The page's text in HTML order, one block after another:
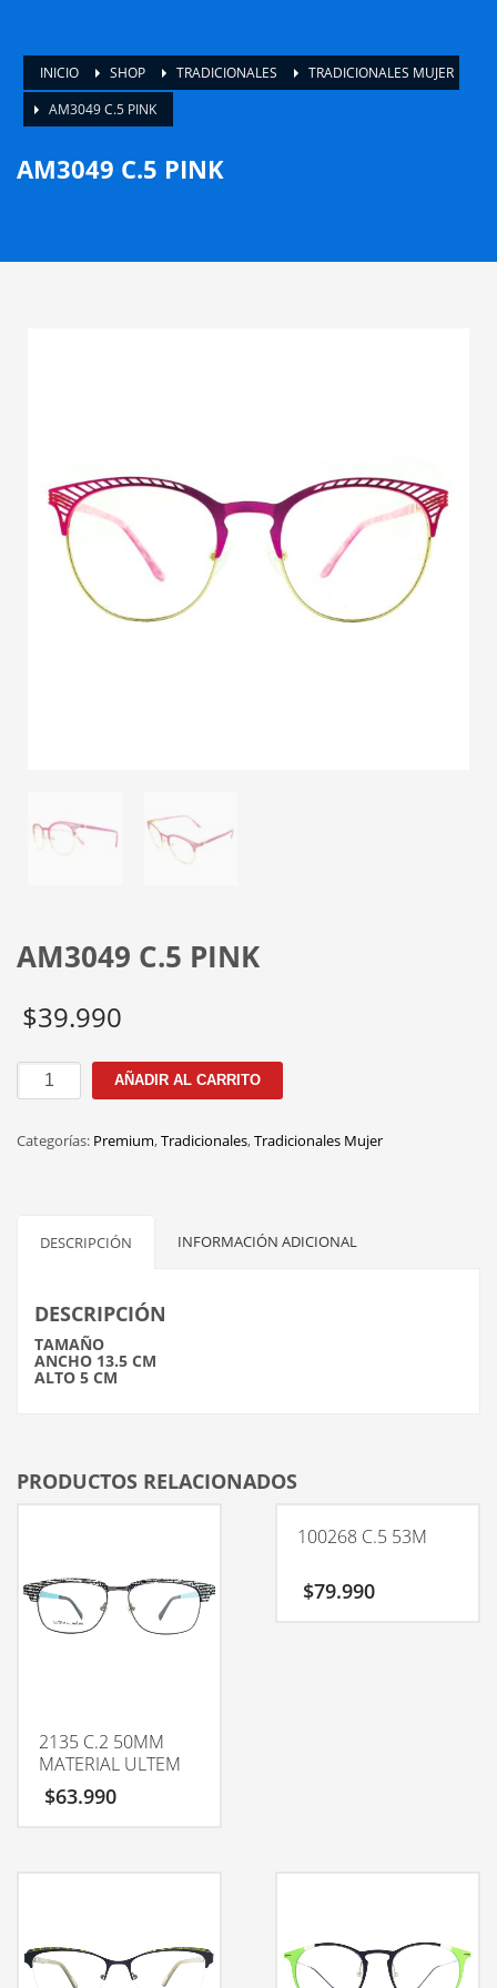
INICIO SHOP TRADICIONALES
TRADICIONALES MUJER
AM3049 C.5 PINK
AM3049 C.5 PINK
AM3049 C.5 PINK
$39.990
AM3049
C.5
cantidad
AÑADIR AL CARRITO
Categorías: Premium,Tradicionales,Tradicionales Mujer
DESCRIPCIÓN INFORMACIÓN ADICIONAL
DESCRIPCIÓN
TAMAÑO
ANCHO 13.5 CM
ALTO 5 CM
PRODUCTOS RELACIONADOS
2135 C.2 50MM
MATERIAL ULTEM
$63.990
100268 C.5 53M
$79.990